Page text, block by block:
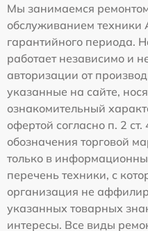
Мы занимаемся
обслуживанием техники
гарантийного периода.
работает независимо и
авторизации от
указанные на сайте,
ознакомительный
офертой согласно п. 2
обозначения торговой
только в
перечень техники, с
организация не
указанных товарных
интересы. Все виды